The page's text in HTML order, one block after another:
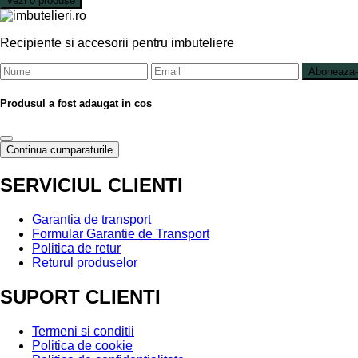
Recipiente si accesorii pentru imbuteliere
Produsul a fost adaugat in cos
Continua cumparaturile
SERVICIUL CLIENTI
Garantia de transport
Formular Garantie de Transport
Politica de retur
Returul produselor
SUPORT CLIENTI
Termeni si conditii
Politica de cookie